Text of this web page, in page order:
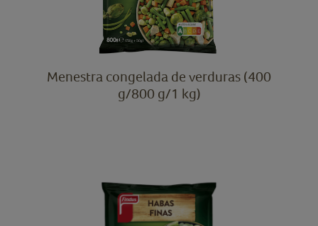
Menestra congelada de verduras (400
g/800 g/1 kg)